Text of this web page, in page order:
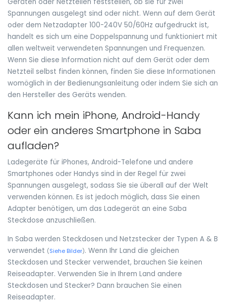
Spannungen ausgelegt sind oder nicht. Wenn auf dem Gerät
oder dem Netzadapter 100-240V 50/60Hz aufgedruckt ist,
handelt es sich um eine Doppelspannung und funktioniert mit
allen weltweit verwendeten Spannungen und Frequenzen.
Wenn Sie diese Information nicht auf dem Gerät oder dem
Netzteil selbst finden können, finden Sie diese Informationen
womöglich in der Bedienungsanleitung oder indem Sie sich an
den Hersteller des Geräts wenden.
Kann ich mein iPhone, Android-Handy
oder ein anderes Smartphone in Saba
aufladen?
Ladegeräte für iPhones, Android-Telefone und andere
Smartphones oder Handys sind in der Regel für zwei
Spannungen ausgelegt, sodass Sie sie überall auf der Welt
verwenden können. Es ist jedoch möglich, dass Sie einen
Adapter benötigen, um das Ladegerät an eine Saba
Steckdose anzuschließen.
In Saba werden Steckdosen und Netzstecker der Typen A & B
verwendet (Siehe Bilder). Wenn Ihr Land die gleichen
Steckdosen und Stecker verwendet, brauchen Sie keinen
Reiseadapter. Verwenden Sie in Ihrem Land andere
Steckdosen und Stecker? Dann brauchen Sie einen
Reiseadapter.